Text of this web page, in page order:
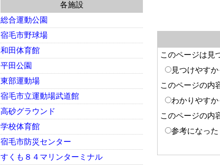
このページは見
見つけやす
このページの内
わかりやす
このページの内
参考になった
各施設
総合運動公園
宿毛市野球場
和田体育館
平田公園
東部運動場
宿毛市立運動場武道館
高砂グラウンド
学校体育館
宿毛市防災センター
すくも８４マリンターミナル